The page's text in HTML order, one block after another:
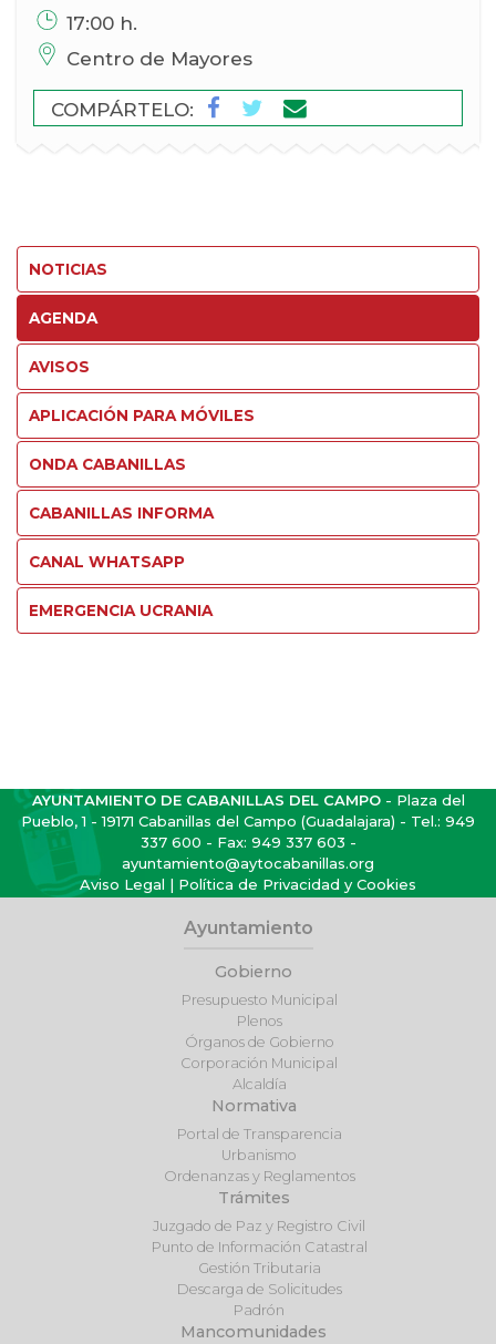
NOTICIAS
AGENDA
AVISOS
APLICACIÓN PARA MÓVILES
ONDA CABANILLAS
CABANILLAS INFORMA
CANAL WHATSAPP
EMERGENCIA UCRANIA
17:00 h.
Centro de Mayores
COMPÁRTELO:
AYUNTAMIENTO DE CABANILLAS DEL CAMPO- Plaza del
Pueblo, 1 - 19171 Cabanillas del Campo (Guadalajara) - Tel.: 949
337 600 - Fax: 949 337 603 -
ayuntamiento@aytocabanillas.org
Aviso Legal | Política de Privacidad y Cookies
Ayuntamiento
Gobierno
Presupuesto Municipal
Plenos
Órganos de Gobierno
Corporación Municipal
Alcaldía
Normativa
Portal de Transparencia
Urbanismo
Ordenanzas y Reglamentos
Trámites
Juzgado de Paz y Registro Civil
Punto de Información Catastral
Gestión Tributaria
Descarga de Solicitudes
Padrón
Mancomunidades